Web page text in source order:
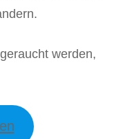
werden,